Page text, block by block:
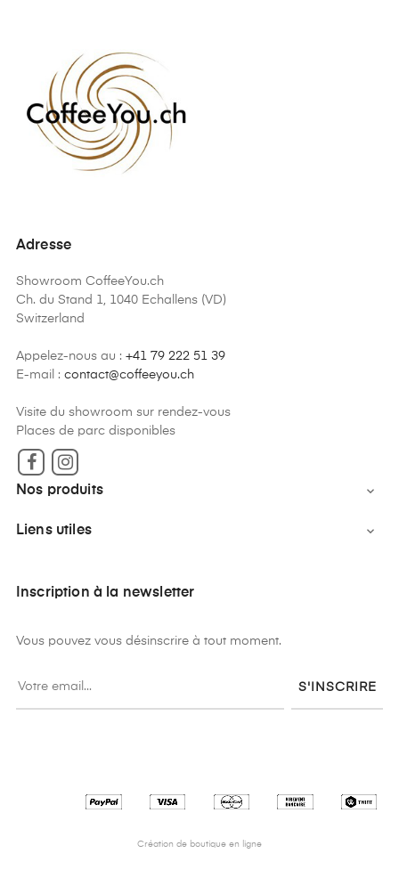
Adresse
Showroom CoffeeYou.ch
Ch. du Stand 1, 1040 Echallens (VD)
Switzerland
Appelez-nous au : +41 79 222 51 39
E-mail : contact@coffeeyou.ch
Visite du showroom sur rendez-vous
Places de parc disponibles
Facebook
Nos produits 
Liens utiles 
Inscription à la newsletter
Vous pouvez vous désinscrire à tout moment.
S'INSCRIRE
Création de boutique en ligne